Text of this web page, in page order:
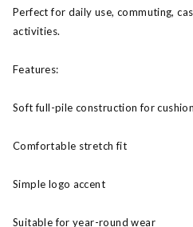
Perfect for daily use, commuting,
activities.
Features:
Soft full-pile construction for
Comfortable stretch fit
Simple logo accent
Suitable for year-round wear